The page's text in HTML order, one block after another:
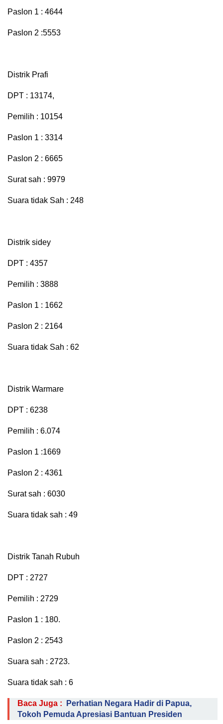
Paslon 1 : 4644
Paslon 2 :5553
Distrik Prafi
DPT : 13174,
Pemilih : 10154
Paslon 1 : 3314
Paslon 2 : 6665
Surat sah : 9979
Suara tidak Sah : 248
Distrik sidey
DPT : 4357
Pemilih : 3888
Paslon 1 : 1662
Paslon 2 : 2164
Suara tidak Sah : 62
Distrik Warmare
DPT : 6238
Pemilih : 6.074
Paslon 1 :1669
Paslon 2 : 4361
Surat sah : 6030
Suara tidak sah : 49
Distrik Tanah Rubuh
DPT : 2727
Pemilih : 2729
Paslon 1 : 180.
Paslon 2 : 2543
Suara sah : 2723.
Suara tidak sah : 6
Baca Juga :
Perhatian Negara Hadir di Papua,
Tokoh Pemuda Apresiasi Bantuan Presiden